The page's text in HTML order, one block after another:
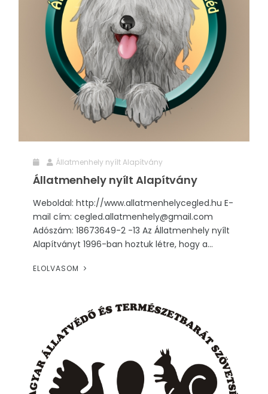
Állatmenhely nyílt Alapítvány
Állatmenhely nyílt Alapítvány
Weboldal: http://www.allatmenhelycegled.hu E-
mail cím: cegled.allatmenhely@gmail.com
Adószám: 18673649-2 -13 Az Állatmenhely nyílt
Alapítványt 1996-ban hoztuk létre, hogy a...
ELOLVASOM